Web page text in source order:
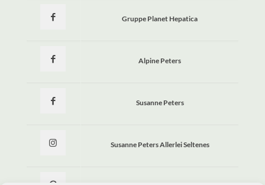
Gruppe Planet Hepatica
Alpine Peters
Susanne Peters
Susanne Peters Allerlei Seltenes